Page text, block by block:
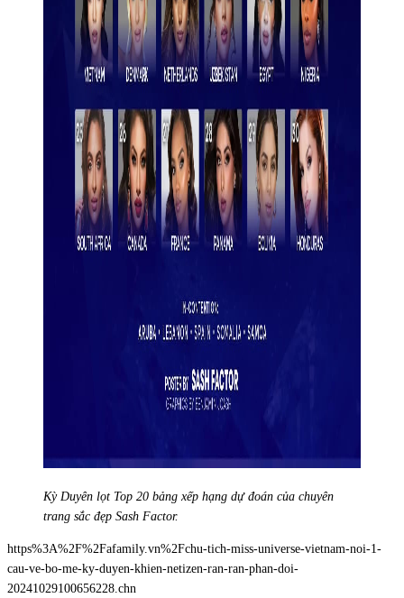
Kỳ Duyên lọt Top 20 bảng xếp hạng dự đoán của chuyên
trang sắc đẹp Sash Factor.
https%3A%2F%2Fafamily.vn%2Fchu-tich-miss-universe-vietnam-noi-1-
cau-ve-bo-me-ky-duyen-khien-netizen-ran-ran-phan-doi-
20241029100656228.chn